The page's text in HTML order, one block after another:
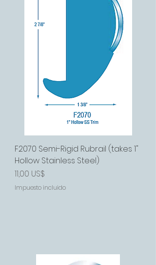
F2070 Semi-Rigid Rubrail (takes 1"
Hollow Stainless Steel)
Precio
11,00 US$
Impuesto incluido